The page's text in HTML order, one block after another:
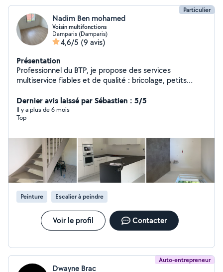
Particulier
Nadim Ben mohamed
Voisin multifonctions
Damparis (Damparis)
4,6/5 (9 avis)
Présentation
Professionnel du BTP, je propose des services
multiservice fiables et de qualité : bricolage, petits
Sérieux, ponctuel et expérimenté, je réalise chaque
mission avec soin et professionnalisme. Mon objectif :
vous offrir un service efficace et vous faciliter la vie.
Dernier avis laissé par Sébastien : 5/5
Il y a plus de 6 mois
Top
Peinture Escalier à peindre
Voir le profil Contacter
Auto-entrepreneur
Dwayne Brac